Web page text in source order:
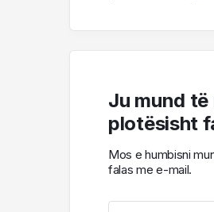
Ju mund
plotësisht
Mos e humbisni
falas me e-mail.